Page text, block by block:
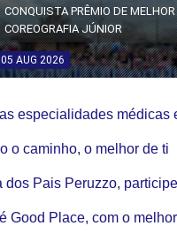
CONQUISTA PRÊMIO DE MELHOR
COREOGRAFIA JÚNIOR
05 AUG 2026